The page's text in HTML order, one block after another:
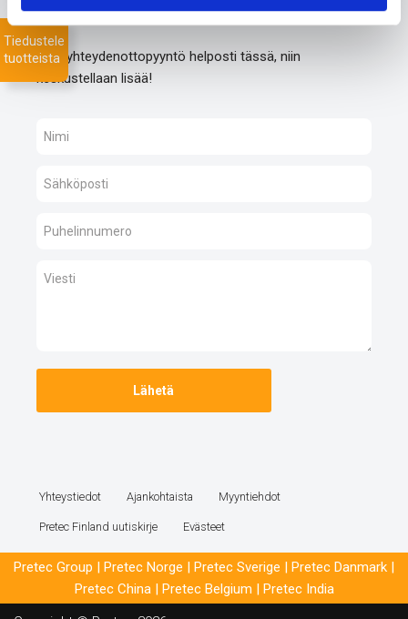
Jätä yhteydenottopyyntö helposti tässä, niin
keskustellaan lisää!
Tiedustele
tuotteista
Yhteystiedot Ajankohtaista Myyntiehdot
Pretec Finland uutiskirje Evästeet
Pretec Group | Pretec Norge | Pretec Sverige | Pretec Danmark |
Pretec China| Pretec Belgium | Pretec India